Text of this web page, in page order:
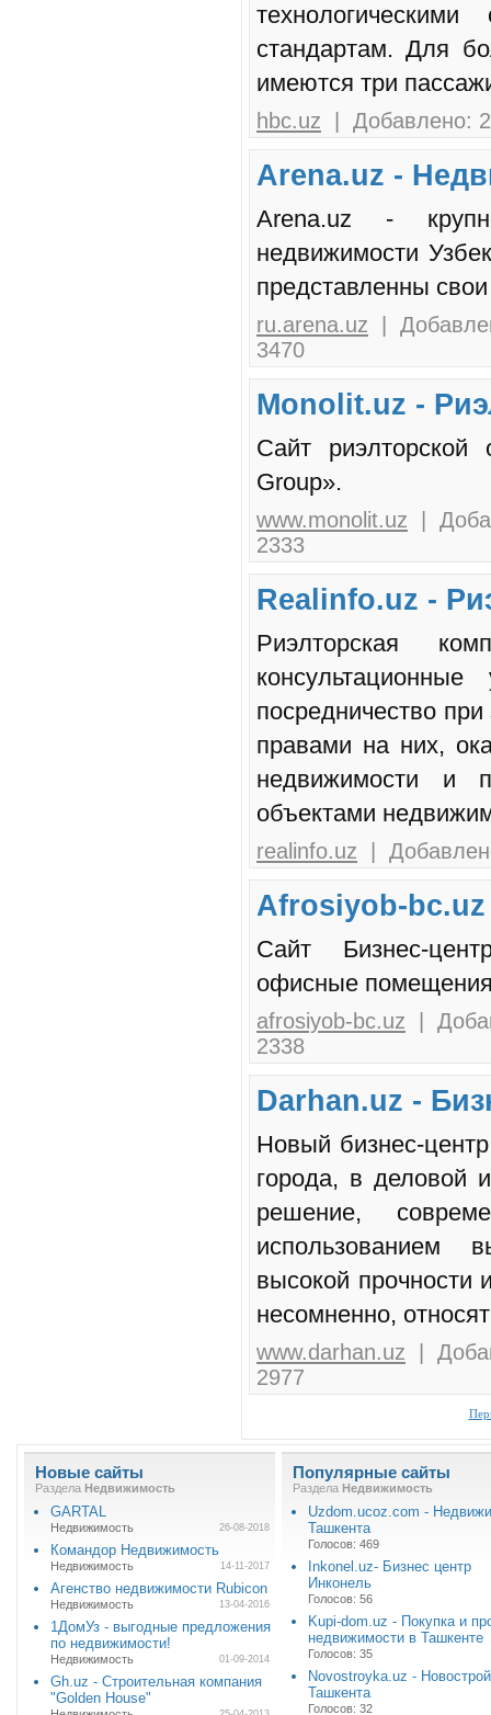
стандартам. Для
имеются три
hbc.uz | Добавлено:
Arena.uz -
Arena.uz -
недвижимости
представленны
ru.arena.uz |
3470
Monolit.uz -
Сайт
Group».
www.monolit.uz |
2333
Realinfo.uz -
Риэлторская
посредничество
правами на них,
недвижимости и
объектами
realinfo.uz |
Afrosiyob-
Сайт Бизнес-
офисные
afrosiyob-bc.uz |
2338
Darhan.uz -
Новый бизнес-
города, в деловой
решение,
использованием
высокой прочности
несомненно,
www.darhan.uz |
2977
Новые сайты
Раздела Недвижимость
GARTAL
Недвижимость 26-08-2018
Командор Недвижимость
Недвижимость 14-11-2017
Агенство недвижимости Rubicon
Недвижимость 13-04-2016
1ДомУз - выгодные предложения
по недвижимости!
Недвижимость 01-09-2014
Gh.uz - Строительная компания
"Golden House"
Популярные сайты
Раздела Недвижимость
Uzdom.ucoz.com -
Ташкента
Голосов: 469
Inkonel.uz- Бизнес центр
Инконель
Голосов: 56
Kupi-dom.uz - Покупка и
недвижимости в Ташкенте
Голосов: 35
Novostroyka.uz -
Ташкента
Голосов: 32